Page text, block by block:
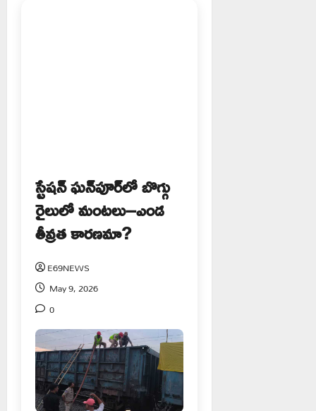
స్టేషన్ ఘన్‌పూర్‌లో బొగ్గు
రైలులో మంటలు–ఎండ
తీవ్రత కారణమా?
E69NEWS
May 9, 2026
0